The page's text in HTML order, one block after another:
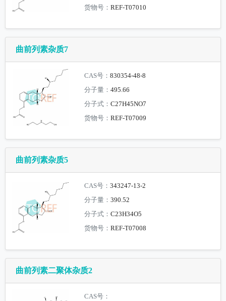
货物号：REF-T07010
曲前列素杂质7
CAS号：830354-48-8
分子量：495.66
分子式：C27H45NO7
货物号：REF-T07009
曲前列素杂质5
CAS号：343247-13-2
分子量：390.52
分子式：C23H34O5
货物号：REF-T07008
曲前列素二聚体杂质2
CAS号：